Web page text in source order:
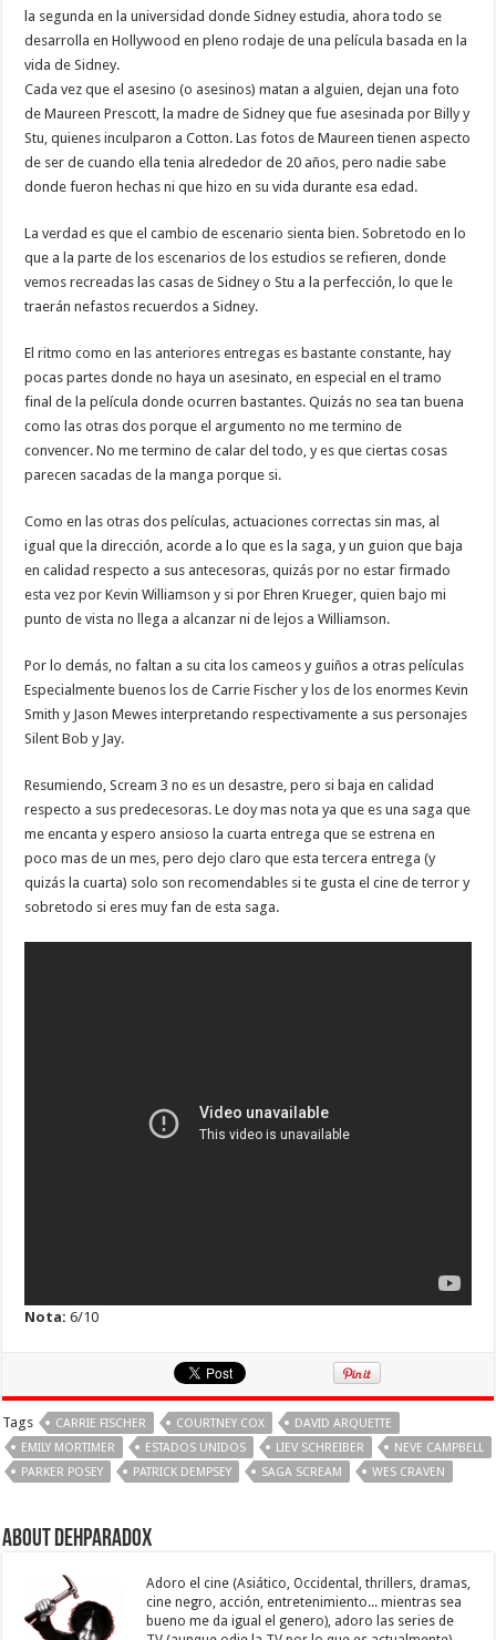
la segunda en la universidad donde Sidney estudia, ahora todo se
desarrolla en Hollywood en pleno rodaje de una película basada en la
vida de Sidney.
Cada vez que el asesino (o asesinos) matan a alguien, dejan una foto
de Maureen Prescott, la madre de Sidney que fue asesinada por Billy y
Stu, quienes inculparon a Cotton. Las fotos de Maureen tienen aspecto
de ser de cuando ella tenia alrededor de 20 años, pero nadie sabe
donde fueron hechas ni que hizo en su vida durante esa edad.
La verdad es que el cambio de escenario sienta bien. Sobretodo en lo
que a la parte de los escenarios de los estudios se refieren, donde
vemos recreadas las casas de Sidney o Stu a la perfección, lo que le
traerán nefastos recuerdos a Sidney.
El ritmo como en las anteriores entregas es bastante constante, hay
pocas partes donde no haya un asesinato, en especial en el tramo
final de la película donde ocurren bastantes. Quizás no sea tan buena
como las otras dos porque el argumento no me termino de
convencer. No me termino de calar del todo, y es que ciertas cosas
parecen sacadas de la manga porque si.
Como en las otras dos películas, actuaciones correctas sin mas, al
igual que la dirección, acorde a lo que es la saga, y un guion que baja
en calidad respecto a sus antecesoras, quizás por no estar firmado
esta vez por Kevin Williamson y si por Ehren Krueger, quien bajo mi
punto de vista no llega a alcanzar ni de lejos a Williamson.
Por lo demás, no faltan a su cita los cameos y guiños a otras películas
Especialmente buenos los de Carrie Fischer y los de los enormes Kevin
Smith y Jason Mewes interpretando respectivamente a sus personajes
Silent Bob y Jay.
Resumiendo, Scream 3 no es un desastre, pero si baja en calidad
respecto a sus predecesoras. Le doy mas nota ya que es una saga que
me encanta y espero ansioso la cuarta entrega que se estrena en
poco mas de un mes, pero dejo claro que esta tercera entrega (y
quizás la cuarta) solo son recomendables si te gusta el cine de terror y
sobretodo si eres muy fan de esta saga.
Nota: 6/10
Tags CARRIE FISCHER COURTNEY COX
DAVID ARQUETTE
EMILY MORTIMER
ESTADOS UNIDOS LIEV SCHREIBER
NEVE CAMPBELL
PARKER POSEY
PATRICK DEMPSEY SAGA SCREAM WES CRAVEN
About Dehparadox
Adoro el cine (Asiático, Occidental, thrillers, dramas,
cine negro, acción, entretenimiento... mientras sea
bueno me da igual el genero), adoro las series de